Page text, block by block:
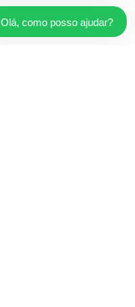
Olá, como posso ajudar?